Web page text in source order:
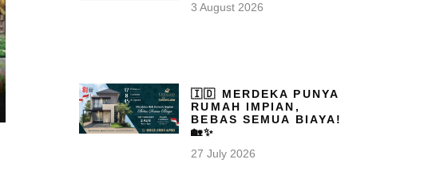
3 August 2026
🇮🇩 MERDEKA PUNYA
RUMAH IMPIAN,
BEBAS SEMUA BIAYA!
🏡✨
27 July 2026